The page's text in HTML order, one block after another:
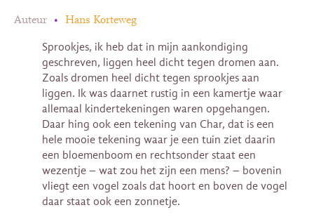
Auteur • Hans Korteweg
Sprookjes, ik heb dat in mijn aankondiging
geschreven, liggen heel dicht tegen dromen aan.
Zoals dromen heel dicht tegen sprookjes aan
liggen. Ik was daarnet rustig in een kamertje waar
allemaal kindertekeningen waren opgehangen.
Daar hing ook een tekening van Char, dat is een
hele mooie tekening waar je een tuin ziet daarin
een bloemenboom en rechtsonder staat een
wezentje – wat zou het zijn een mens? – bovenin
vliegt een vogel zoals dat hoort en boven de vogel
daar staat ook een zonnetje.